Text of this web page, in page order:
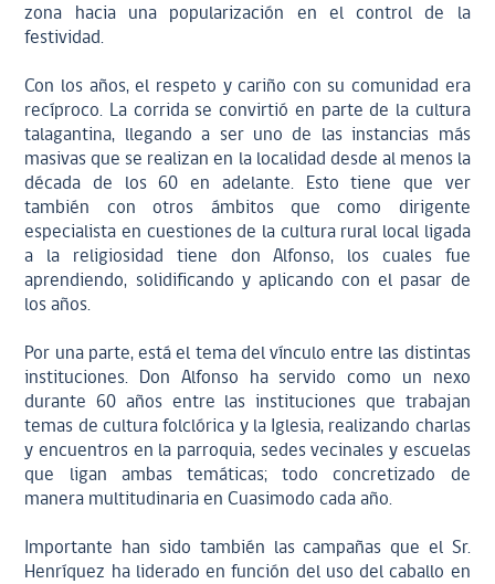
zona hacia una popularización en el control de la
festividad.
Con los años, el respeto y cariño con su comunidad era
recíproco. La corrida se convirtió en parte de la cultura
talagantina, llegando a ser uno de las instancias más
masivas que se realizan en la localidad desde al menos la
década de los 60 en adelante. Esto tiene que ver
también con otros ámbitos que como dirigente
especialista en cuestiones de la cultura rural local ligada
a la religiosidad tiene don Alfonso, los cuales fue
aprendiendo, solidificando y aplicando con el pasar de
los años.
Por una parte, está el tema del vínculo entre las distintas
instituciones. Don Alfonso ha servido como un nexo
durante 60 años entre las instituciones que trabajan
temas de cultura folclórica y la Iglesia, realizando charlas
y encuentros en la parroquia, sedes vecinales y escuelas
que ligan ambas temáticas; todo concretizado de
manera multitudinaria en Cuasimodo cada año.
Importante han sido también las campañas que el Sr.
Henríquez ha liderado en función del uso del caballo en